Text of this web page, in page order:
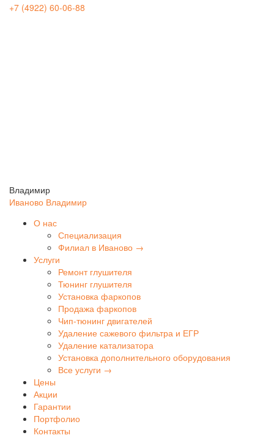
+7 (4922) 60-06-88
Владимир
Иваново Владимир
О нас
Специализация
Филиал в Иваново →
Услуги
Ремонт глушителя
Тюнинг глушителя
Установка фаркопов
Продажа фаркопов
Чип-тюнинг двигателей
Удаление сажевого фильтра и ЕГР
Удаление катализатора
Установка дополнительного оборудования
Все услуги →
Цены
Акции
Гарантии
Портфолио
Контакты